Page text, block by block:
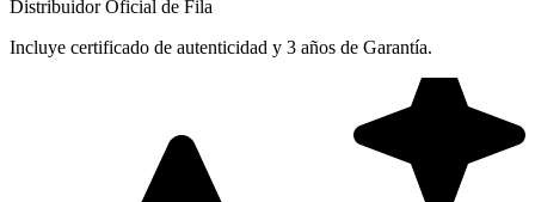
Distribuidor Oficial de Fila
Incluye certificado de autenticidad y 3 años de Garantía.